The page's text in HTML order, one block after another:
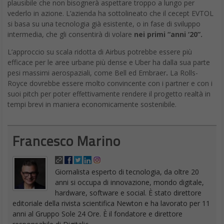
plausibile che non bisognerà aspettare troppo a lungo per
vederlo in azione. L’azienda ha sottolineato che il cecept EVTOL
si basa su una tecnologia già esistente, o in fase di sviluppo
intermedia, che gli consentirà di volare nei primi “anni ‘20”.
L’approccio su scala ridotta di Airbus potrebbe essere più
efficace per le aree urbane più dense e Uber ha dalla sua parte
pesi massimi aerospaziali, come Bell ed Embraer. La Rolls-
Royce dovrebbe essere molto convincente con i partner e con i
suoi pitch per poter effettivamente rendere il progetto realtà in
tempi brevi in maniera economicamente sostenibile.
Francesco Marino
Giornalista esperto di tecnologia, da oltre 20
anni si occupa di innovazione, mondo digitale,
hardware, software e social. È stato direttore
editoriale della rivista scientifica Newton e ha lavorato per 11
anni al Gruppo Sole 24 Ore. È il fondatore e direttore